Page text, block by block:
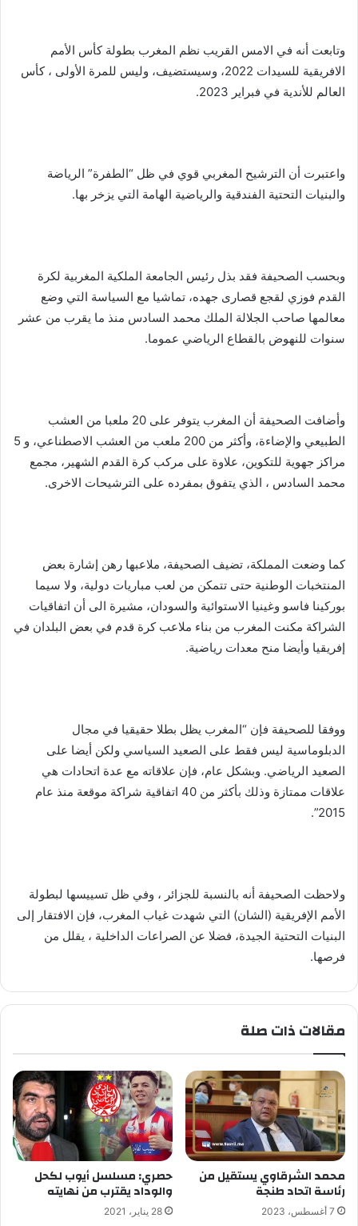
وتابعت أنه في الامس القريب نظم المغرب بطولة كأس الأمم
الافريقية للسيدات 2022، وسيستضيف، وليس للمرة الأولى ، كأس
العالم للأندية في فبراير 2023.
واعتبرت أن الترشيح المغربي قوي في ظل “الطفرة” الرياضة
والبنيات التحتية الفندقية والرياضية الهامة التي يزخر بها.
وبحسب الصحيفة فقد بذل رئيس الجامعة الملكية المغربية لكرة
القدم فوزي لقجع قصارى جهده، تماشيا مع السياسة التي وضع
معالمها صاحب الجلالة الملك محمد السادس منذ ما يقرب من عشر
سنوات للنهوض بالقطاع الرياضي عموما.
وأضافت الصحيفة أن المغرب يتوفر على 20 ملعبا من العشب
الطبيعي والإضاءة، وأكثر من 200 ملعب من العشب الاصطناعي، و 5
مراكز جهوية للتكوين، علاوة على مركب كرة القدم الشهير، مجمع
محمد السادس ، الذي يتفوق بمفرده على الترشيحات الاخرى.
كما وضعت المملكة، تضيف الصحيفة، ملاعبها رهن إشارة بعض
المنتخبات الوطنية حتى تتمكن من لعب مباريات دولية، ولا سيما
بوركينا فاسو وغينيا الاستوائية والسودان، مشيرة الى أن اتفاقيات
الشراكة مكنت المغرب من بناء ملاعب كرة قدم في بعض البلدان في
إفريقيا وأيضا منح معدات رياضية.
ووفقا للصحيفة فإن “المغرب يظل بطلا حقيقيا في مجال
الدبلوماسية ليس فقط على الصعيد السياسي ولكن أيضا على
الصعيد الرياضي. وبشكل عام، فإن علاقاته مع عدة اتحادات هي
علاقات ممتازة وذلك بأكثر من 40 اتفاقية شراكة موقعة منذ عام
2015”.
ولاحظت الصحيفة أنه بالنسبة للجزائر ، وفي ظل تسييسها لبطولة
الأمم الإفريقية (الشان) التي شهدت غياب المغرب، فإن الافتقار إلى
البنيات التحتية الجيدة، فضلا عن الصراعات الداخلية ، يقلل من
فرصها.
مقالات ذات صلة
محمد الشرقاوي يستقيل من
رئاسة اتحاد طنجة
7 أغسطس، 2023
حصري: مسلسل أيوب لكحل
والوداد يقترب من نهايته
28 يناير، 2021